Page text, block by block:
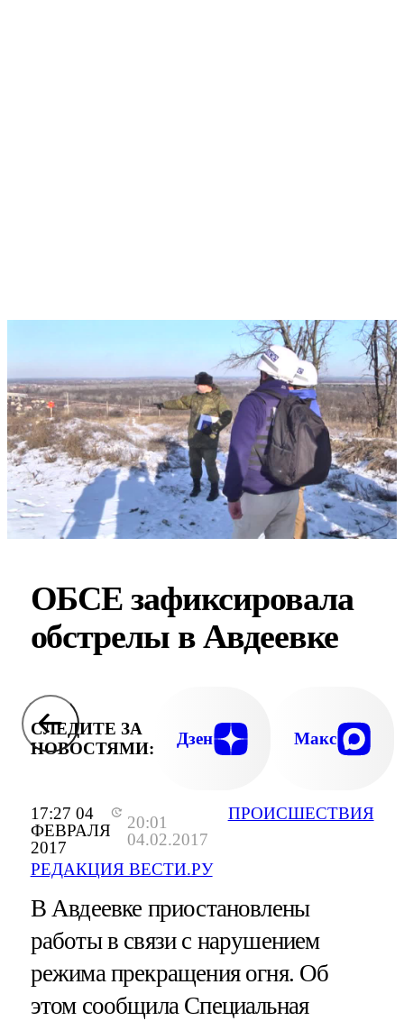
17:27 04
ФЕВРАЛЯ
2017
20:01
04.02.2017
РЕДАКЦИЯ ВЕСТИ.РУ
ПРОИСШЕСТВИЯ
ОБСЕ зафиксировала
обстрелы в Авдеевке
СЛЕДИТЕ ЗА
НОВОСТЯМИ:
Дзен Макс
В Авдеевке приостановлены
работы в связи с нарушением
режима прекращения огня. Об
этом сообщила Специальная